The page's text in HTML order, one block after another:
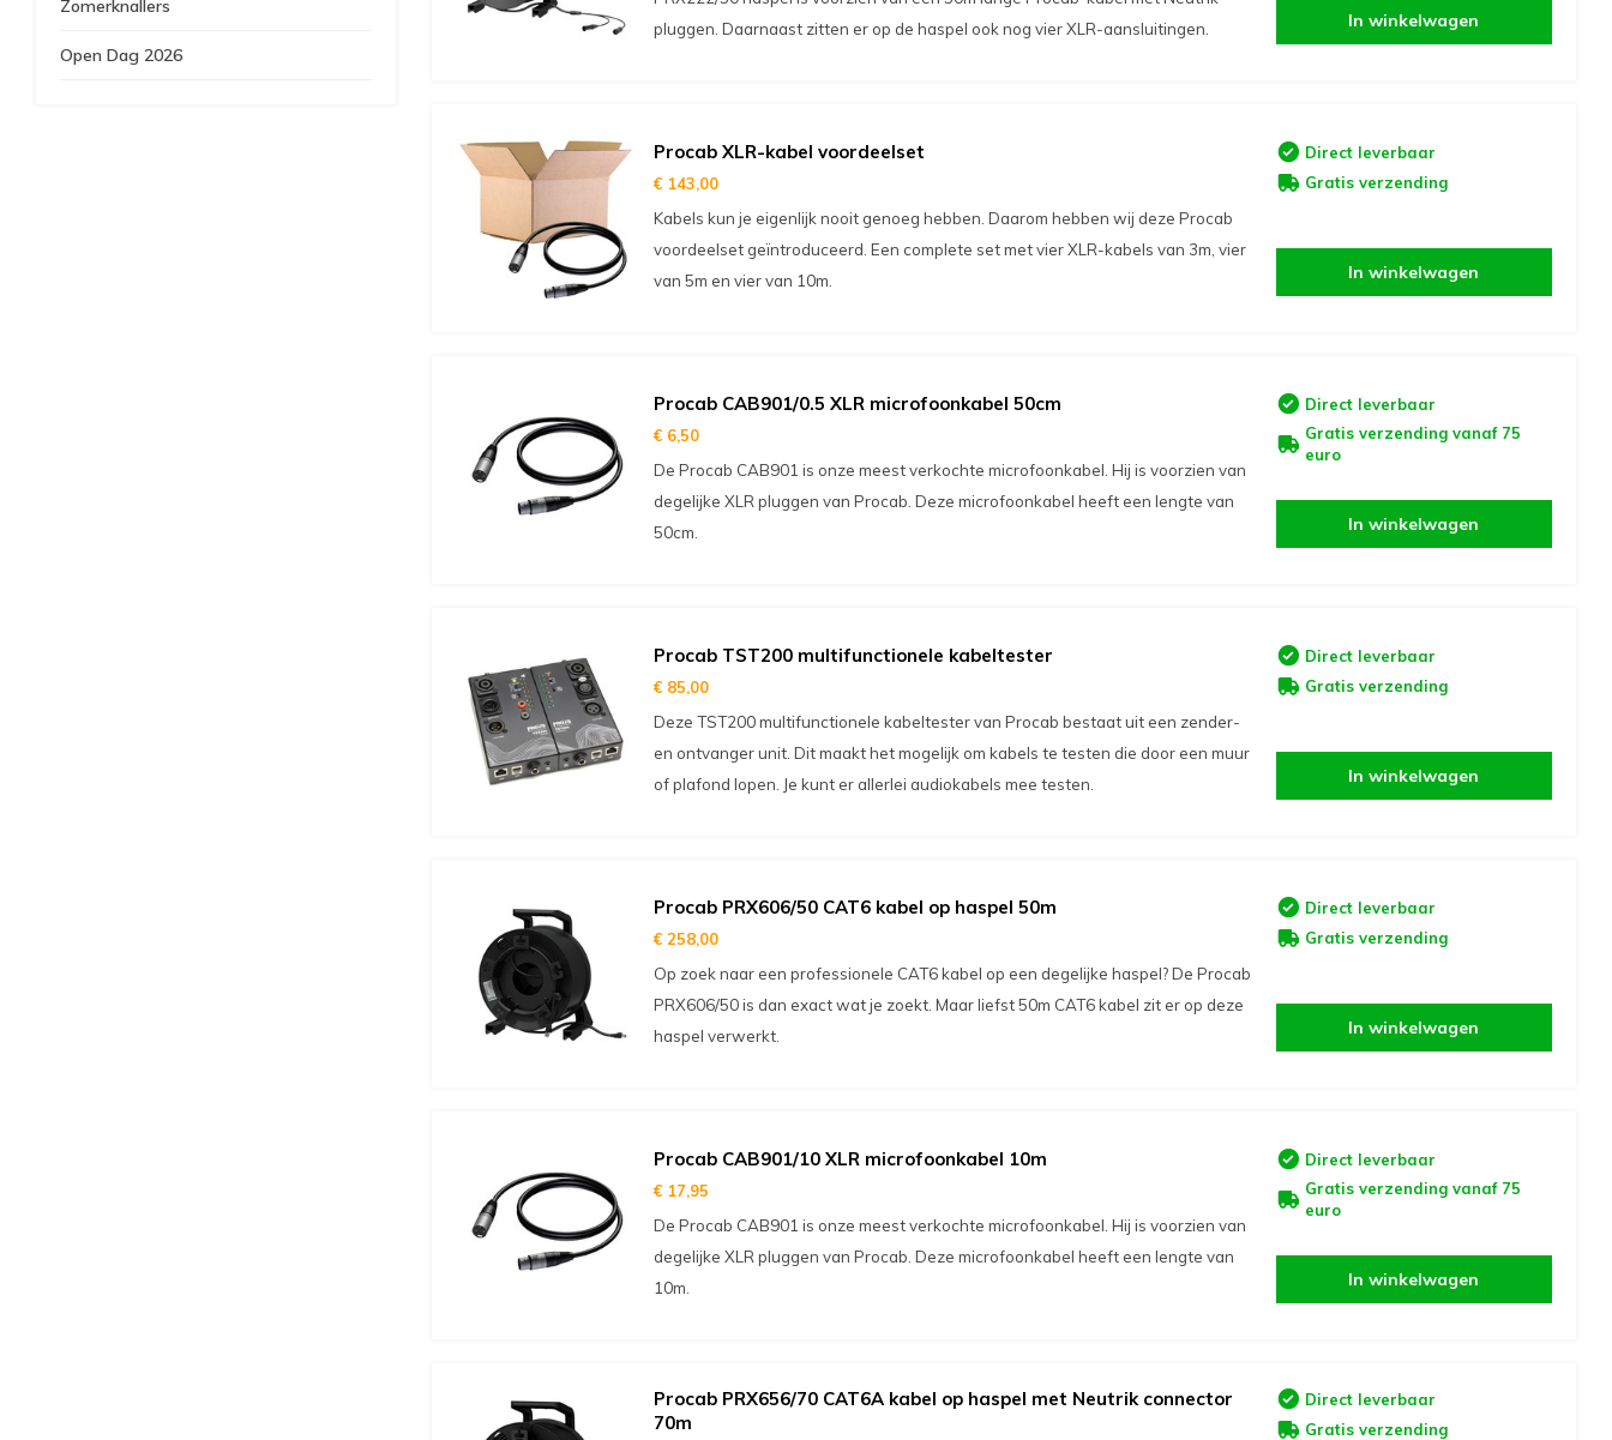
Zomerknallers
Open Dag 2026
pluggen. Daarnaast zitten er op de haspel ook nog vier XLR-aansluitingen.
In winkelwagen
Procab XLR-kabel voordeelset
€ 143,00
Kabels kun je eigenlijk nooit genoeg hebben. Daarom hebben wij deze Procab
voordeelset geïntroduceerd. Een complete set met vier XLR-kabels van 3m, vier
van 5m en vier van 10m.
Direct leverbaar
Gratis verzending
In winkelwagen
Procab CAB901/0.5 XLR microfoonkabel 50cm
€ 6,50
De Procab CAB901 is onze meest verkochte microfoonkabel. Hij is voorzien van
degelijke XLR pluggen van Procab. Deze microfoonkabel heeft een lengte van
50cm.
Direct leverbaar
Gratis verzending vanaf 75
euro
In winkelwagen
Procab TST200 multifunctionele kabeltester
€ 85,00
Deze TST200 multifunctionele kabeltester van Procab bestaat uit een zender-
en ontvanger unit. Dit maakt het mogelijk om kabels te testen die door een muur
of plafond lopen. Je kunt er allerlei audiokabels mee testen.
Direct leverbaar
Gratis verzending
In winkelwagen
Procab PRX606/50 CAT6 kabel op haspel 50m
€ 258,00
Op zoek naar een professionele CAT6 kabel op een degelijke haspel? De Procab
PRX606/50 is dan exact wat je zoekt. Maar liefst 50m CAT6 kabel zit er op deze
haspel verwerkt.
Direct leverbaar
Gratis verzending
In winkelwagen
Procab CAB901/10 XLR microfoonkabel 10m
€ 17,95
De Procab CAB901 is onze meest verkochte microfoonkabel. Hij is voorzien van
degelijke XLR pluggen van Procab. Deze microfoonkabel heeft een lengte van
10m.
Direct leverbaar
Gratis verzending vanaf 75
euro
In winkelwagen
Procab PRX656/70 CAT6A kabel op haspel met Neutrik connector
70m
Direct leverbaar
Gratis verzending